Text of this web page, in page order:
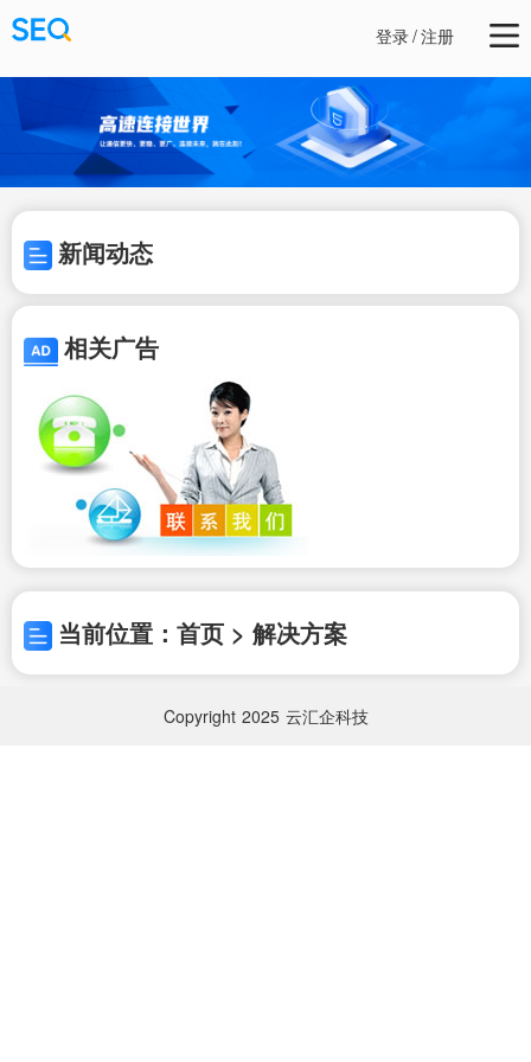
登录/注册
新闻动态
相关广告
当前位置：首页 > 解决方案
Copyright 2025 云汇企科技